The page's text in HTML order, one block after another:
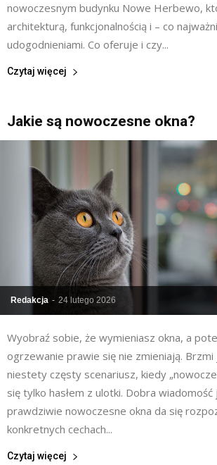
nowoczesnym budynku Nowe Herbewo,
architekturą, funkcjonalnością i – co
udogodnieniami. Co oferuje i czy...
Czytaj więcej
Jakie są nowoczesne okna?
Redakcja - 24 lutego 2026
Wyobraź sobie, że wymieniasz okna, a
ogrzewanie prawie się nie zmieniają. Brzmi
niestety częsty scenariusz, kiedy
się tylko hasłem z ulotki. Dobra wiadomość
prawdziwie nowoczesne okna da się
konkretnych cechach...
Czytaj więcej